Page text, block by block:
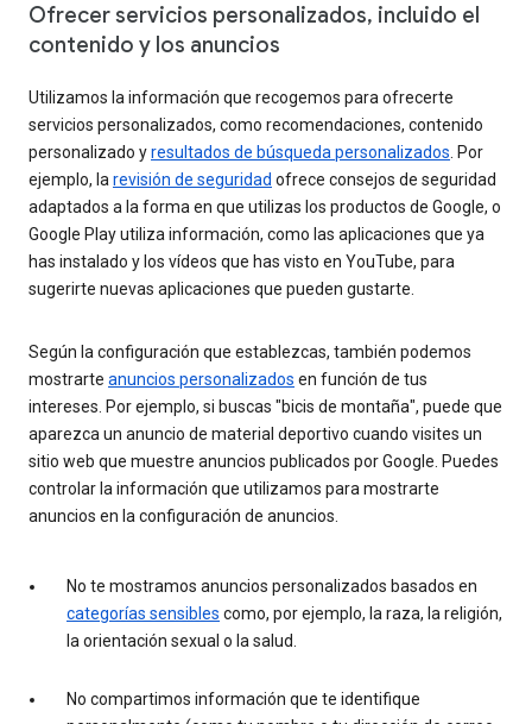
Ofrecer servicios personalizados, incluido el
contenido y los anuncios
Utilizamos la información que recogemos para ofrecerte
servicios personalizados, como recomendaciones, contenido
personalizado yresultados de búsqueda personalizados . Por
ejemplo, la revisión de seguridad ofrece consejos de seguridad
adaptados a la forma en que utilizas los productos de Google, o
Google Play utiliza información, como las aplicaciones que ya
has instalado y los vídeos que has visto en YouTube, para
sugerirte nuevas aplicaciones que pueden gustarte.
Según la configuración que establezcas, también podemos
mostrarte anuncios personalizados en función de tus
intereses. Por ejemplo, si buscas "bicis de montaña", puede que
aparezca un anuncio de material deportivo cuando visites un
sitio web que muestre anuncios publicados por Google. Puedes
controlar la información que utilizamos para mostrarte
anuncios en la configuración de anuncios.
No te mostramos anuncios personalizados basados en
categorías sensibles como, por ejemplo, la raza, la religión,
la orientación sexual o la salud.
No compartimos información que te identifique